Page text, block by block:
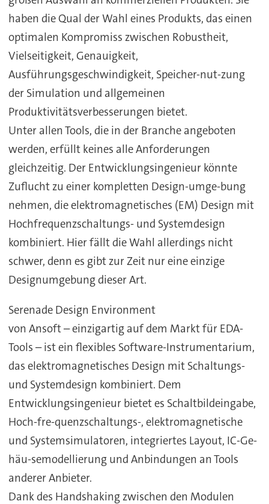
haben die Qual der Wahl eines Produkts, das einen
optimalen Kompromiss zwischen Robustheit,
Vielseitigkeit, Genauigkeit,
Ausführungsgeschwindigkeit, Speicher-nut-zung
der Simulation und allgemeinen
Produktivitätsverbesserungen bietet.
Unter allen Tools, die in der Branche angeboten
werden, erfüllt keines alle Anforderungen
gleichzeitig. Der Entwicklungsingenieur könnte
Zuflucht zu einer kompletten Design-umge-bung
nehmen, die elektromagnetisches (EM) Design mit
Hochfrequenzschaltungs- und Systemdesign
kombiniert. Hier fällt die Wahl allerdings nicht
schwer, denn es gibt zur Zeit nur eine einzige
Designumgebung dieser Art.
Serenade Design Environment
von Ansoft – einzigartig auf dem Markt für EDA-
Tools – ist ein flexibles Software-Instrumentarium,
das elektromagnetisches Design mit Schaltungs-
und Systemdesign kombiniert. Dem
Entwicklungsingenieur bietet es Schaltbildeingabe,
Hoch-fre-quenzschaltungs-, elektromagnetische
und Systemsimulatoren, integriertes Layout, IC-Ge-
häu-semodellierung und Anbindungen an Tools
anderer Anbieter.
Dank des Handshaking zwischen den Modulen